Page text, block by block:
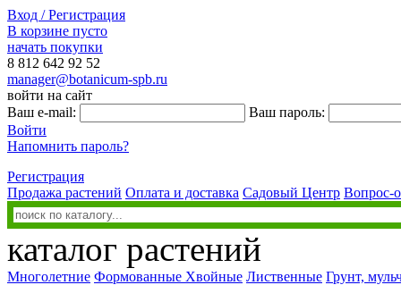
Вход / Регистрация
В корзине пусто
начать покупки
8 812 642 92 52
manager@botanicum-spb.ru
войти на сайт
Ваш e-mail:
Ваш пароль:
Войти
Напомнить пароль?
Регистрация
Продажа растений Оплата и доставка Садовый Центр Вопрос-
каталог растений
Многолетние Формованные Хвойные Лиственные Грунт,